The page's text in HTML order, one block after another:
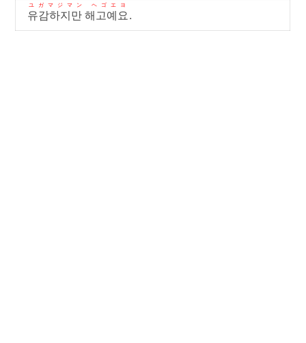
유감하지만 해고예요
ユガマジマン ヘゴエヨ
.